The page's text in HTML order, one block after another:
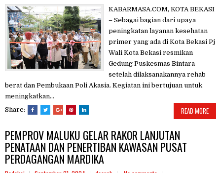
KABARMASA.COM, KOTA BEKASI
– Sebagai bagian dari upaya
peningkatan layanan kesehatan
primer yang ada di Kota Bekasi Pj
Wali Kota Bekasi resmikan
Gedung Puskesmas Bintara
setelah dilaksanakannya rehab
berat dan Pembukaan Poli Akasia. Kegiatan ini bertujuan untuk
meningkatkan...
Share:
READ MORE
PEMPROV MALUKU GELAR RAKOR LANJUTAN
PENATAAN DAN PENERTIBAN KAWASAN PUSAT
PERDAGANGAN MARDIKA